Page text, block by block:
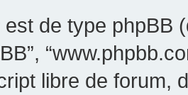
de type phpBB
libre de forum,